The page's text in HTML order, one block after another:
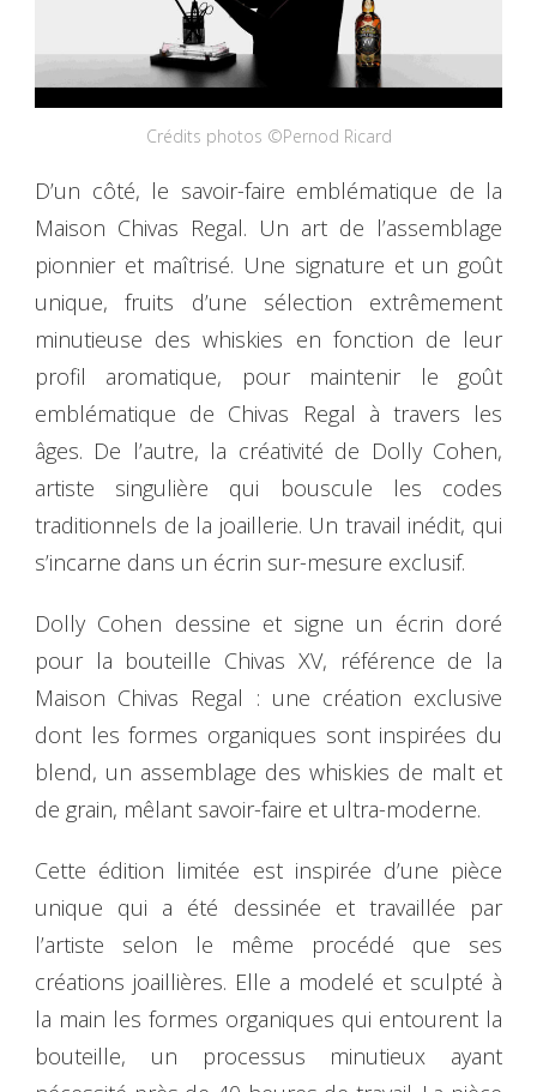
Crédits photos ©Pernod Ricard
D’un côté, le savoir-faire emblématique de la
Maison Chivas Regal. Un art de l’assemblage
pionnier et maîtrisé. Une signature et un goût
unique, fruits d’une sélection extrêmement
minutieuse des whiskies en fonction de leur
profil aromatique, pour maintenir le goût
emblématique de Chivas Regal à travers les
âges. De l’autre, la créativité de Dolly Cohen,
artiste singulière qui bouscule les codes
traditionnels de la joaillerie. Un travail inédit, qui
s’incarne dans un écrin sur-mesure exclusif.
Dolly Cohen dessine et signe un écrin doré
pour la bouteille Chivas XV, référence de la
Maison Chivas Regal : une création exclusive
dont les formes organiques sont inspirées du
blend, un assemblage des whiskies de malt et
de grain, mêlant savoir-faire et ultra-moderne.
Cette édition limitée est inspirée d’une pièce
unique qui a été dessinée et travaillée par
l’artiste selon le même procédé que ses
créations joaillières. Elle a modelé et sculpté à
la main les formes organiques qui entourent la
bouteille, un processus minutieux ayant